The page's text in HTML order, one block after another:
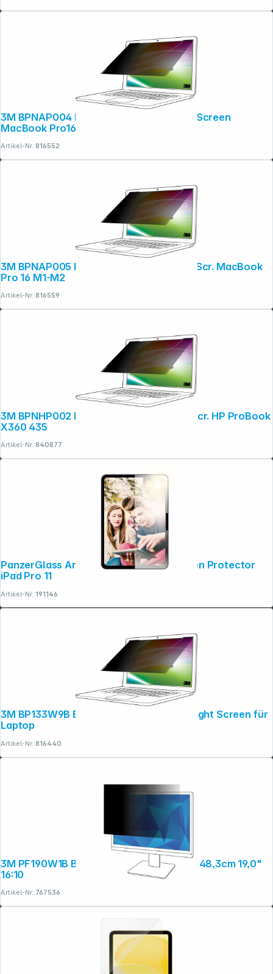
3M BPNAP004 Blickschutzf. 16:10 Bright Screen
MacBook Pro16 2019
Artikel-Nr.:816552
3M BPNAP005 Blickschutzf. 16:10 Bright Scr. MacBook
Pro 16 M1-M2
Artikel-Nr.:816559
3M BPNHP002 Blickschutzf. 16:9 Bright Scr. HP ProBook
X360 435
Artikel-Nr.:840877
PanzerGlass AntiReflective Armor Screen Protector
iPad Pro 11
Artikel-Nr.:191146
3M BP133W9B Blickschutzf. 16:9 13,3" Bright Screen für
Laptop
Artikel-Nr.:816440
3M PF190W1B Blickschutzfilter Black für 48,3cm 19,0"
16:10
Artikel-Nr.:767536